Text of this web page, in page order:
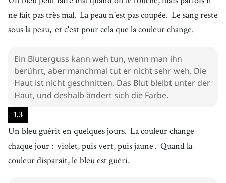
ne fait pas très mal. La peau n'est pas coupée. Le sang reste
sous la peau, et c'est pour cela que la couleur change.
Ein Bluterguss kann weh tun, wenn man ihn
berührt, aber manchmal tut er nicht sehr weh. Die
Haut ist nicht geschnitten. Das Blut bleibt unter der
Haut, und deshalb ändert sich die Farbe.
1.3
Un bleu guérit en quelques jours. La couleur change
chaque jour : violet, puis vert, puis jaune . Quand la
couleur disparaît, le bleu est guéri.